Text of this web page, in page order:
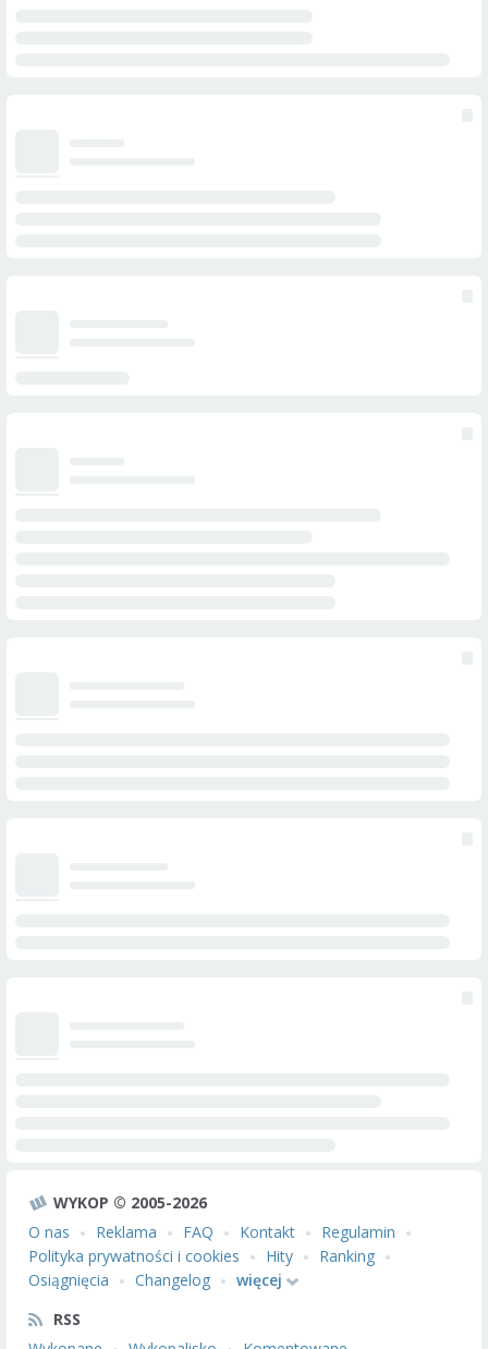
WYKOP © 2005-2026
O nas
Reklama FAQ Kontakt
Regulamin
Polityka prywatności i cookies
Hity
Ranking
Osiągnięcia
Changelog
więcej
RSS